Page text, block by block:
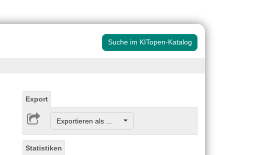
Suche im KITopen-Katalog
Export
Exportieren als ...
Statistiken